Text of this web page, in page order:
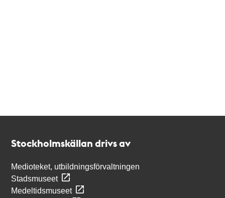
Stockholmskällan drivs av
Medioteket, utbildningsförvaltningen
Stadsmuseet
Medeltidsmuseet